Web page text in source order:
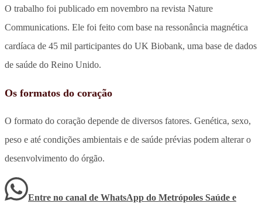
O trabalho foi publicado em novembro na revista Nature
Communications. Ele foi feito com base na ressonância magnética
cardíaca de 45 mil participantes do UK Biobank, uma base de dados
de saúde do Reino Unido.
Os formatos do coração
O formato do coração depende de diversos fatores. Genética, sexo,
peso e até condições ambientais e de saúde prévias podem alterar o
desenvolvimento do órgão.
Entre no canal de WhatsApp do Metrópoles Saúde e